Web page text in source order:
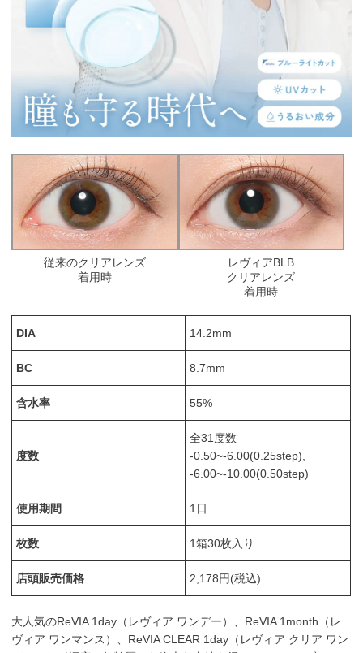
従来のクリアレンズ
着用時
レヴィアBLB
クリアレンズ
着用時
DIA 14.2mm
BC 8.7mm
含水率 55%
度数
全31度数
-0.50~-6.00(0.25step),
-6.00~-10.00(0.50step)
使用期間 1日
枚数 1箱30枚入り
店頭販売価格 2,178円(税込)
大人気のReVIA 1day（レヴィア ワンデー）、ReVIA 1month（レ
ヴィア ワンマンス）、ReVIA CLEAR 1day（レヴィア クリア ワン